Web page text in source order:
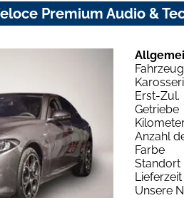
Premium Audio &
Erst-Zul.
Getriebe
Anzahl
Farbe
Standort
Lieferzeit
Unsere